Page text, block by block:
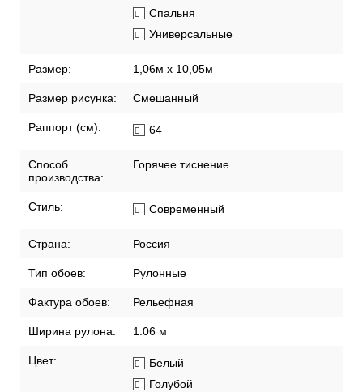
Спальня
Универсальные
Размер: 1,06м х 10,05м
Размер рисунка: Смешанный
Раппорт (см): 64
Способ
производства:
Горячее тиснение
Стиль: Современный
Страна: Россия
Тип обоев: Рулонные
Фактура обоев: Рельефная
Ширина рулона: 1.06 м
Цвет:
Белый
Голубой